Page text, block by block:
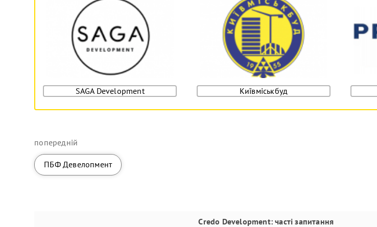
SAGA Development Київміськбуд
попередній
ПБФ Девелопмент
Credo Development: часті запитання